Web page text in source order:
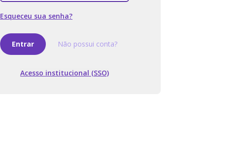
Esqueceu sua senha?
Entrar Não possui conta?
Acesso institucional (SSO)